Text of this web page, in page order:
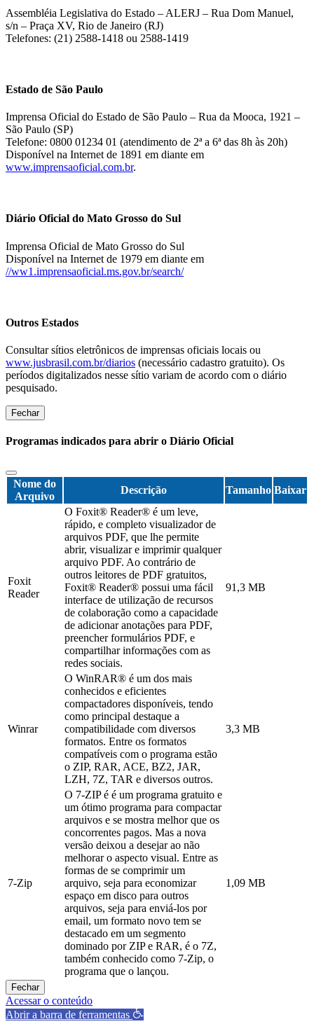
Assembléia Legislativa do Estado – ALERJ – Rua Dom Manuel,
s/n – Praça XV, Rio de Janeiro (RJ)
Telefones: (21) 2588-1418 ou 2588-1419
Estado de São Paulo
Imprensa Oficial do Estado de São Paulo – Rua da Mooca, 1921 –
São Paulo (SP)
Telefone: 0800 01234 01 (atendimento de 2ª a 6ª das 8h às 20h)
Disponível na Internet de 1891 em diante em
www.imprensaoficial.com.br.
Diário Oficial do Mato Grosso do Sul
Imprensa Oficial de Mato Grosso do Sul
Disponível na Internet de 1979 em diante em
//ww1.imprensaoficial.ms.gov.br/search/
Outros Estados
Consultar sítios eletrônicos de imprensas oficiais locais ou
www.jusbrasil.com.br/diarios (necessário cadastro gratuito). Os
períodos digitalizados nesse sítio variam de acordo com o diário
pesquisado.
Fechar
Programas indicados para abrir o Diário Oficial
Nome do
Arquivo
Descrição Tamanho Baixar
Foxit
Reader
O Foxit® Reader® é um leve,
rápido, e completo visualizador de
arquivos PDF, que lhe permite
abrir, visualizar e imprimir qualquer
arquivo PDF. Ao contrário de
outros leitores de PDF gratuitos,
Foxit® Reader® possui uma fácil
interface de utilização de recursos
de colaboração como a capacidade
de adicionar anotações para PDF,
preencher formulários PDF, e
compartilhar informações com as
redes sociais.
91,3 MB
Winrar
O WinRAR® é um dos mais
conhecidos e eficientes
compactadores disponíveis, tendo
como principal destaque a
compatibilidade com diversos
formatos. Entre os formatos
compatíveis com o programa estão
o ZIP, RAR, ACE, BZ2, JAR,
LZH, 7Z, TAR e diversos outros.
3,3 MB
7-Zip
O 7-ZIP é é um programa gratuito e
um ótimo programa para compactar
arquivos e se mostra melhor que os
concorrentes pagos. Mas a nova
versão deixou a desejar ao não
melhorar o aspecto visual. Entre as
formas de se comprimir um
arquivo, seja para economizar
espaço em disco para outros
arquivos, seja para enviá-los por
email, um formato novo tem se
destacado em um segmento
dominado por ZIP e RAR, é o 7Z,
também conhecido como 7-Zip, o
programa que o lançou.
1,09 MB
Fechar
Acessar o conteúdo
Abrir a barra de ferramentas